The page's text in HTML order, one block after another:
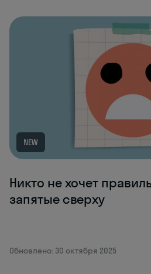
NEW
Никто не хочет
запятые сверху
Обновлено: 30 октября 2025